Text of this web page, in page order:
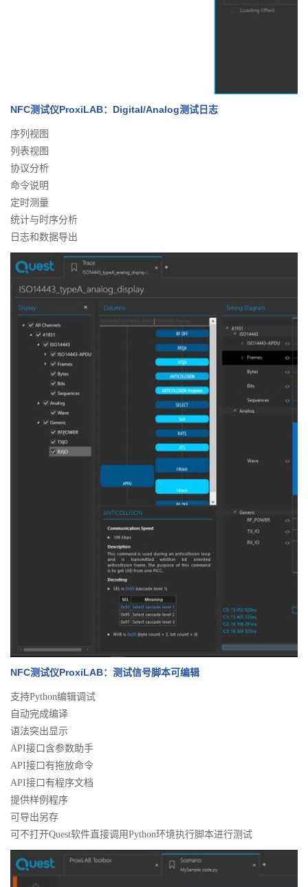
NFC测试仪ProxiLAB：Digital/Analog测试日志
序列视图
列表视图
协议分析
命令说明
定时测量
统计与时序分析
日志和数据导出
NFC测试仪ProxiLAB：测试信号脚本可编辑
支持Python编辑调试
自动完成编译
语法突出显示
API接口含参数助手
API接口有拖放命令
API接口有程序文档
提供样例程序
可导出另存
可不打开Quest软件直接调用Python环境执行脚本进行测试